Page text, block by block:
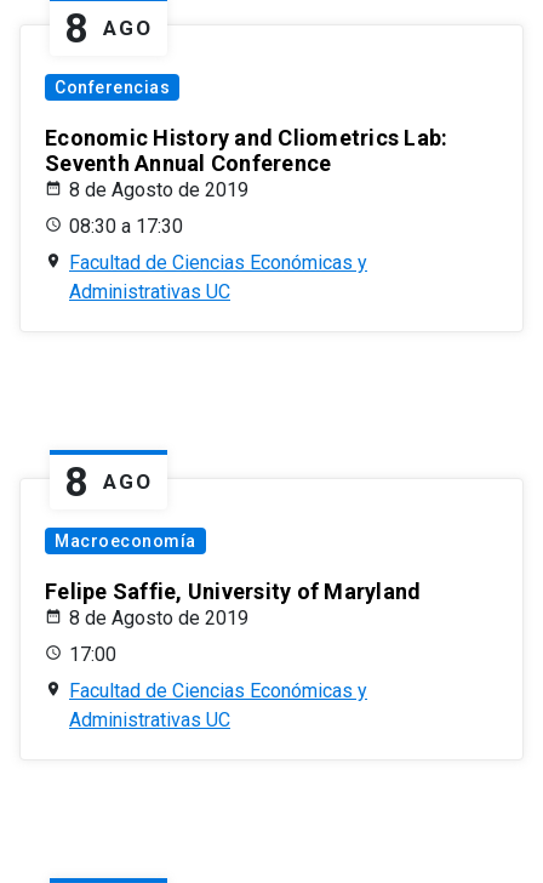
8 AGO
Conferencias
Economic History and Cliometrics Lab:
Seventh Annual Conference
8 de Agosto de 2019
08:30 a 17:30
Facultad de Ciencias Económicas y
Administrativas UC
8 AGO
Macroeconomía
Felipe Saffie, University of Maryland
8 de Agosto de 2019
17:00
Facultad de Ciencias Económicas y
Administrativas UC